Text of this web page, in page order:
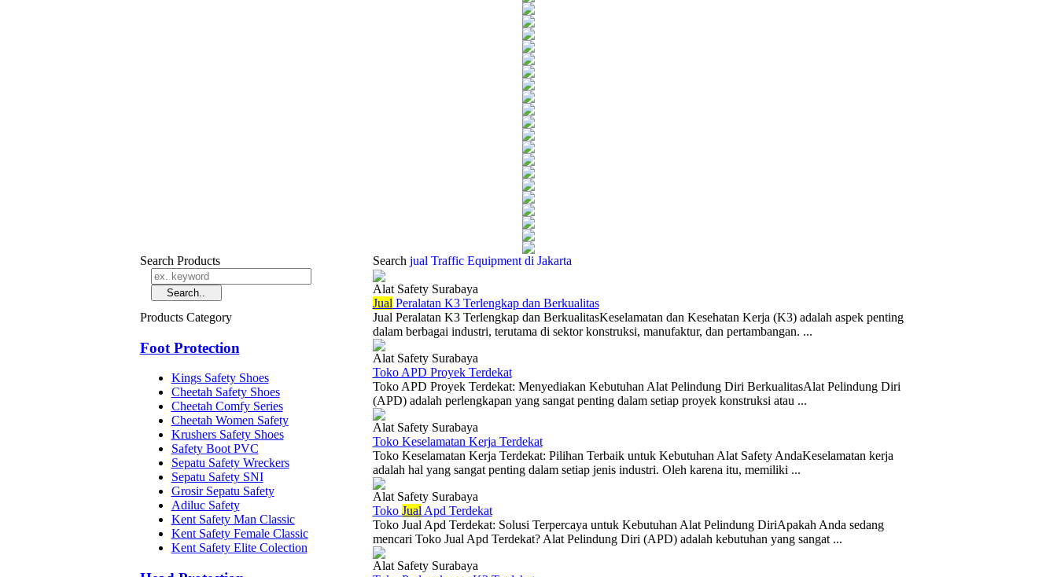
Search Products
Products Category
Foot Protection
Kings Safety Shoes
Cheetah Safety Shoes
Cheetah Comfy Series
Cheetah Women Safety
Krushers Safety Shoes
Safety Boot PVC
Sepatu Safety Wreckers
Sepatu Safety SNI
Grosir Sepatu Safety
Adiluc Safety
Kent Safety Man Classic
Kent Safety Female Classic
Kent Safety Elite Colection
Search jual Traffic Equipment di Jakarta
Alat Safety Surabaya
Jual Peralatan K3 Terlengkap dan Berkualitas
Jual Peralatan K3 Terlengkap dan BerkualitasKeselamatan dan Kesehatan Kerja (K3) adalah aspek penting
dalam berbagai industri, terutama di sektor konstruksi, manufaktur, dan pertambangan. ...
Alat Safety Surabaya
Toko APD Proyek Terdekat
Toko APD Proyek Terdekat: Menyediakan Kebutuhan Alat Pelindung Diri BerkualitasAlat Pelindung Diri
(APD) adalah perlengkapan yang sangat penting dalam setiap proyek konstruksi atau ...
Alat Safety Surabaya
Toko Keselamatan Kerja Terdekat
Toko Keselamatan Kerja Terdekat: Pilihan Terbaik untuk Kebutuhan Alat Safety AndaKeselamatan kerja
adalah hal yang sangat penting dalam setiap jenis industri. Oleh karena itu, memiliki ...
Alat Safety Surabaya
Toko Jual Apd Terdekat
Toko Jual Apd Terdekat: Solusi Terpercaya untuk Kebutuhan Alat Pelindung DiriApakah Anda sedang
mencari Toko Jual Apd Terdekat? Alat Pelindung Diri (APD) adalah kebutuhan yang sangat ...
Alat Safety Surabaya